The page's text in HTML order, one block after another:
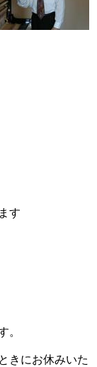
す
。
きにお休みいた